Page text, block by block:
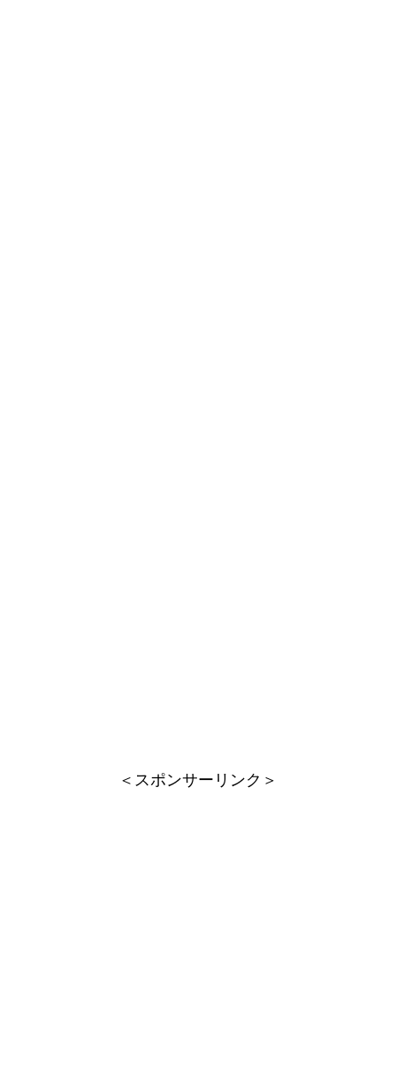
＜スポンサーリンク＞